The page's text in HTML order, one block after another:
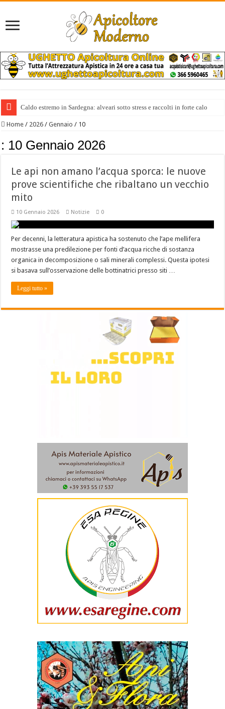
Caldo estremo in Sardegna: alveari sotto stress e raccolti in forte calo
Home / 2026 / Gennaio / 10
: 10 Gennaio 2026
Le api non amano l’acqua sporca: le nuove
prove scientifiche che ribaltano un vecchio
mito
10 Gennaio 2026 Notizie 0
Per decenni, la letteratura apistica ha sostenuto che l’ape mellifera
mostrasse una predilezione per fonti d’acqua ricche di sostanza
organica in decomposizione o sali minerali complessi. Questa ipotesi
si basava sull’osservazione delle bottinatrici presso siti …
Leggi tutto »